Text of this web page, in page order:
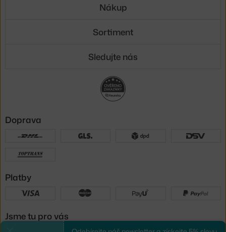
Nákup
Sortiment
Sledujte nás
Doprava
Platby
Jsme tu pro vás